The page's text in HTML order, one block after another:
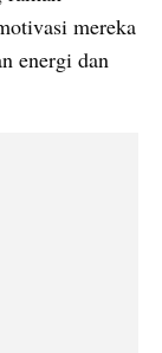
mereka
energi dan